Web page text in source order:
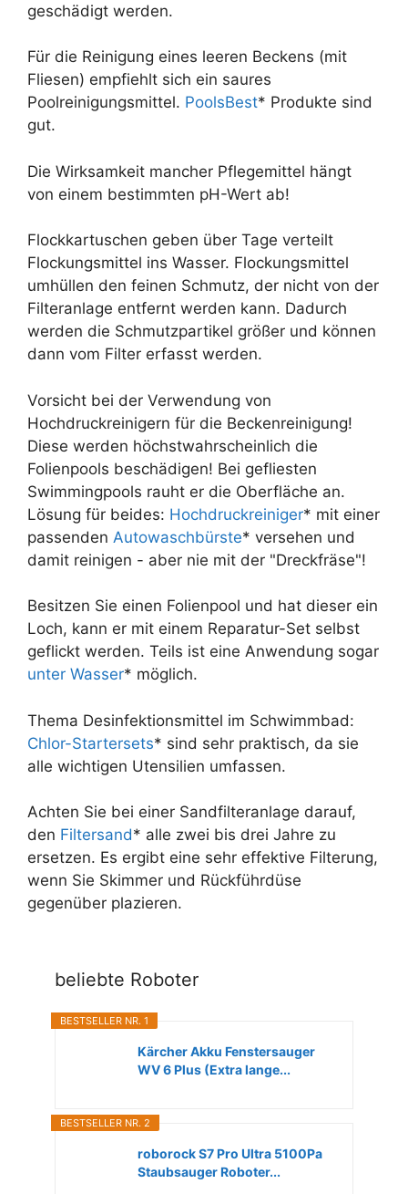
geschädigt werden.
Für die Reinigung eines leeren Beckens (mit
Fliesen) empfiehlt sich ein saures
Poolreinigungsmittel. PoolsBest* Produkte sind
gut.
Die Wirksamkeit mancher Pflegemittel hängt
von einem bestimmten pH-Wert ab!
Flockkartuschen geben über Tage verteilt
Flockungsmittel ins Wasser. Flockungsmittel
umhüllen den feinen Schmutz, der nicht von der
Filteranlage entfernt werden kann. Dadurch
werden die Schmutzpartikel größer und können
dann vom Filter erfasst werden.
Vorsicht bei der Verwendung von
Hochdruckreinigern für die Beckenreinigung!
Diese werden höchstwahrscheinlich die
Folienpools beschädigen! Bei gefliesten
Swimmingpools rauht er die Oberfläche an.
Lösung für beides: Hochdruckreiniger* mit einer
passenden Autowaschbürste* versehen und
damit reinigen - aber nie mit der "Dreckfräse"!
Besitzen Sie einen Folienpool und hat dieser ein
Loch, kann er mit einem Reparatur-Set selbst
geflickt werden. Teils ist eine Anwendung sogar
unter Wasser* möglich.
Thema Desinfektionsmittel im Schwimmbad:
Chlor-Startersets* sind sehr praktisch, da sie
alle wichtigen Utensilien umfassen.
Achten Sie bei einer Sandfilteranlage darauf,
den Filtersand* alle zwei bis drei Jahre zu
ersetzen. Es ergibt eine sehr effektive Filterung,
wenn Sie Skimmer und Rückführdüse
gegenüber plazieren.
beliebte Roboter
BESTSELLER NR. 1
Kärcher Akku Fenstersauger
WV 6 Plus (Extra lange...
BESTSELLER NR. 2
roborock S7 Pro Ultra 5100Pa
Staubsauger Roboter...